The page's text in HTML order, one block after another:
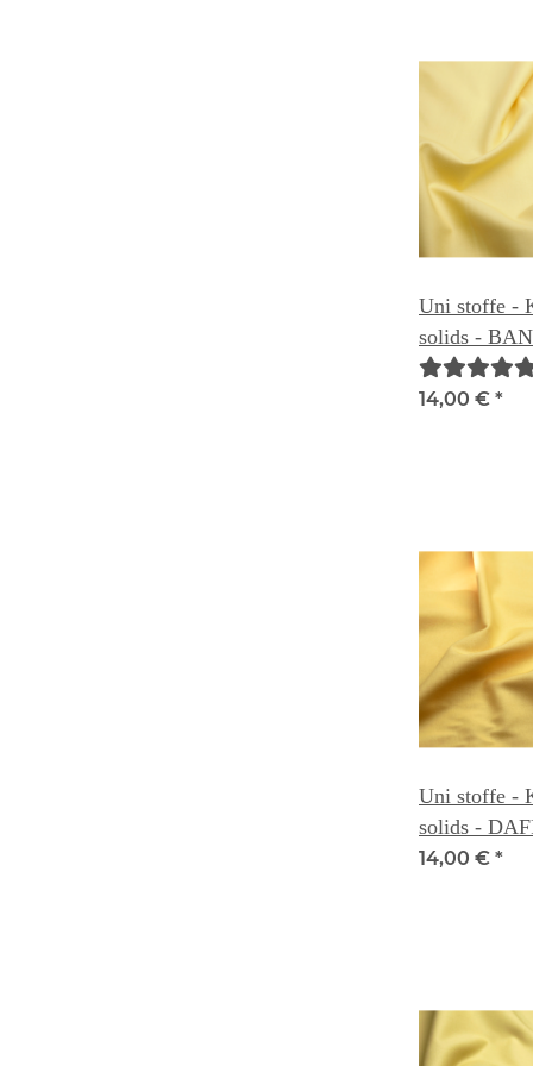
Uni stoffe -
solids -
14,00 € *
Uni stoffe -
solids -
14,00 € *